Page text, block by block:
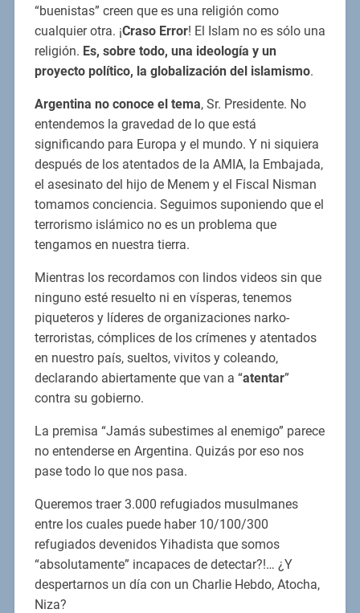
“buenistas” creen que es una religión como
cualquier otra. ¡Craso Error! El Islam no es sólo una
religión. Es, sobre todo, una ideología y un
proyecto político, la globalización del islamismo.
Argentina no conoce el tema, Sr. Presidente. No
entendemos la gravedad de lo que está
significando para Europa y el mundo. Y ni siquiera
después de los atentados de la AMIA, la Embajada,
el asesinato del hijo de Menem y el Fiscal Nisman
tomamos conciencia. Seguimos suponiendo que el
terrorismo islámico no es un problema que
tengamos en nuestra tierra.
Mientras los recordamos con lindos videos sin que
ninguno esté resuelto ni en vísperas, tenemos
piqueteros y líderes de organizaciones narko-
terroristas, cómplices de los crímenes y atentados
en nuestro país, sueltos, vivitos y coleando,
declarando abiertamente que van a “atentar”
contra su gobierno.
La premisa “Jamás subestimes al enemigo” parece
no entenderse en Argentina. Quizás por eso nos
pase todo lo que nos pasa.
Queremos traer 3.000 refugiados musulmanes
entre los cuales puede haber 10/100/300
refugiados devenidos Yihadista que somos
“absolutamente” incapaces de detectar?!… ¿Y
despertarnos un día con un Charlie Hebdo, Atocha,
Niza?